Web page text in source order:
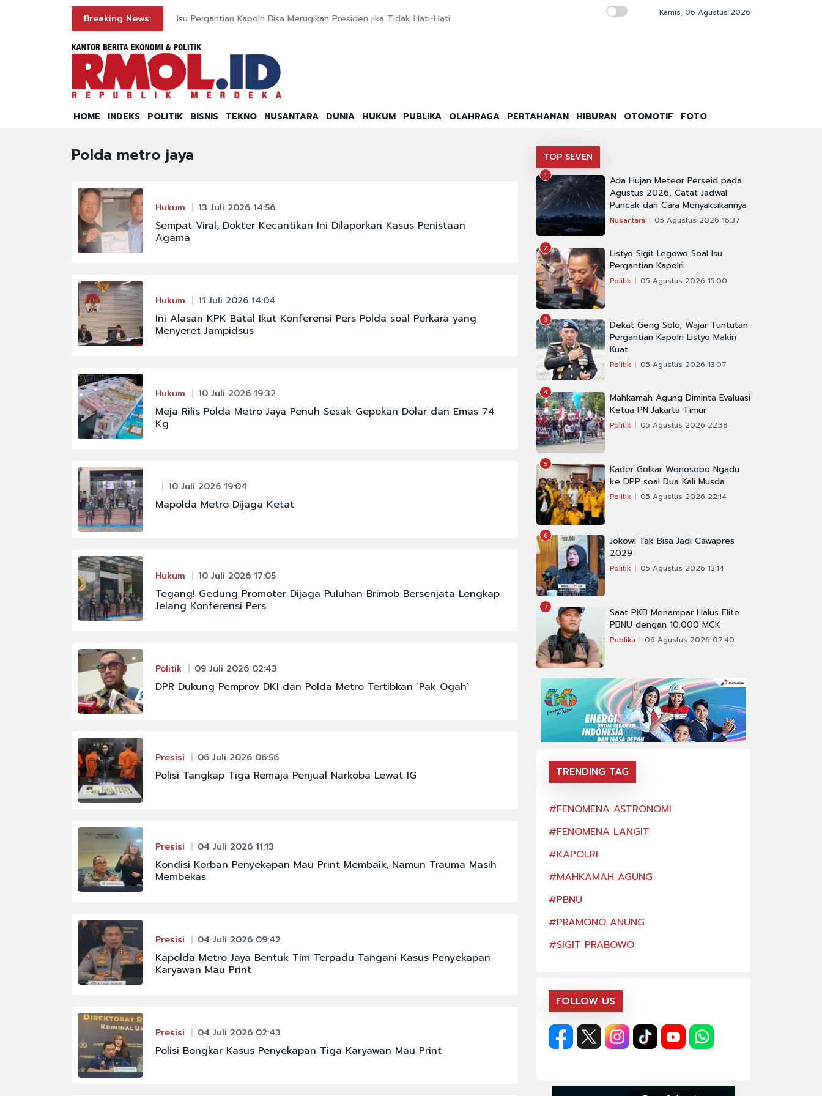
Breaking News: Isu Pergantian Kapolri Bisa Merugikan Presiden jika Tidak Hati-Hati Sidang Perdana Praperadilan Febrie
Kamis, 06 Agustus 2026
HOME INDEKS POLITIK BISNIS TEKNO NUSANTARA DUNIA HUKUM PUBLIKA OLAHRAGA PERTAHANAN HIBURAN OTOMOTIF FOTO
Polda metro jaya
Hukum 13 Juli 2026 14:56
Sempat Viral, Dokter Kecantikan Ini Dilaporkan Kasus Penistaan
Agama
Hukum 11 Juli 2026 14:04
Ini Alasan KPK Batal Ikut Konferensi Pers Polda soal Perkara yang
Menyeret Jampidsus
Hukum 10 Juli 2026 19:32
Meja Rilis Polda Metro Jaya Penuh Sesak Gepokan Dolar dan Emas 74
Kg
10 Juli 2026 19:04
Mapolda Metro Dijaga Ketat
Hukum 10 Juli 2026 17:05
Tegang! Gedung Promoter Dijaga Puluhan Brimob Bersenjata Lengkap
Jelang Konferensi Pers
Politik 09 Juli 2026 02:43
DPR Dukung Pemprov DKI dan Polda Metro Tertibkan ‘Pak Ogah’
Presisi 06 Juli 2026 06:56
Polisi Tangkap Tiga Remaja Penjual Narkoba Lewat IG
Presisi 04 Juli 2026 11:13
Kondisi Korban Penyekapan Mau Print Membaik, Namun Trauma Masih
Membekas
Presisi 04 Juli 2026 09:42
Kapolda Metro Jaya Bentuk Tim Terpadu Tangani Kasus Penyekapan
Karyawan Mau Print
Presisi 04 Juli 2026 02:43
Polisi Bongkar Kasus Penyekapan Tiga Karyawan Mau Print
TOP SEVEN
1
Ada Hujan Meteor Perseid pada
Agustus 2026, Catat Jadwal
Puncak dan Cara Menyaksikannya
Nusantara 05 Agustus 2026 16:37
2
Listyo Sigit Legowo Soal Isu
Pergantian Kapolri
Politik 05 Agustus 2026 15:00
3
Dekat Geng Solo, Wajar Tuntutan
Pergantian Kapolri Listyo Makin
Kuat
Politik 05 Agustus 2026 13:07
4
Mahkamah Agung Diminta Evaluasi
Ketua PN Jakarta Timur
Politik 05 Agustus 2026 22:38
5
Kader Golkar Wonosobo Ngadu
ke DPP soal Dua Kali Musda
Politik 05 Agustus 2026 22:14
6
Jokowi Tak Bisa Jadi Cawapres
2029
Politik 05 Agustus 2026 13:14
7
Saat PKB Menampar Halus Elite
PBNU dengan 10.000 MCK
Publika 06 Agustus 2026 07:40
TRENDING TAG
#KAPOLRI
#MAHKAMAH AGUNG
#SIGIT PRABOWO
#FENOMENA ASTRONOMI
#FENOMENA LANGIT
#KAPOLRI
#MAHKAMAH AGUNG
#PBNU
#PRAMONO ANUNG
#SIGIT PRABOWO
FOLLOW US